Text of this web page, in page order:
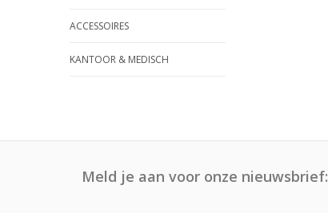
ACCESSOIRES
KANTOOR & MEDISCH
Meld je aan voor onze nieuwsbrief: